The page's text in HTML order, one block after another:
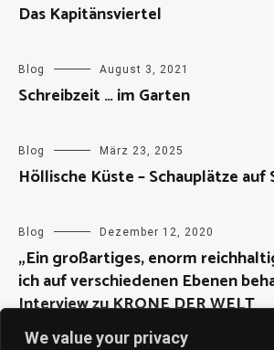
We value your privacy
Das Kapitänsviertel
Blog August 3, 2021
Schreibzeit … im Garten
Blog März 23, 2025
Höllische Küste – Schauplätze auf
Blog Dezember 12, 2020
„Ein großartiges, enorm
ich auf verschiedenen Ebenen
Interview zu KRONE DER WELT